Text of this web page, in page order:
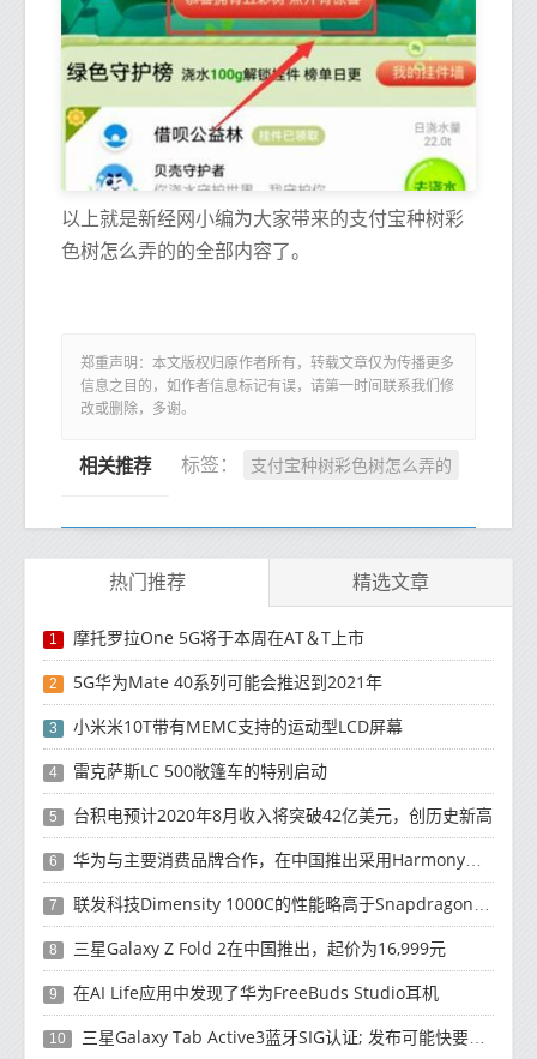
以上就是新经网小编为大家带来的支付宝种树彩
色树怎么弄的的全部内容了。
郑重声明：本文版权归原作者所有，转载文章仅为传播更多
信息之目的，如作者信息标记有误，请第一时间联系我们修
改或删除，多谢。
标签： 支付宝种树彩色树怎么弄的
相关推荐
热门推荐 精选文章
1 摩托罗拉One 5G将于本周在AT＆T上市
2 5G华为Mate 40系列可能会推迟到2021年
3 小米米10T带有MEMC支持的运动型LCD屏幕
4 雷克萨斯LC 500敞篷车的特别启动
5 台积电预计2020年8月收入将突破42亿美元，创历史新高
6 华为与主要消费品牌合作，在中国推出采用HarmonyOS 2.0的智能家居产品
7 联发科技Dimensity 1000C的性能略高于Snapdragon 765G
8 三星Galaxy Z Fold 2在中国推出，起价为16,999元
9 在AI Life应用中发现了华为FreeBuds Studio耳机
10 三星Galaxy Tab Active3蓝牙SIG认证; 发布可能快要结束了